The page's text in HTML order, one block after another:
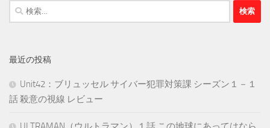
検
索:
最近の投稿
Unit42：ブリュッセル サイバー犯罪対策課 シーズン１－１
話 殺意の視線 レビュー